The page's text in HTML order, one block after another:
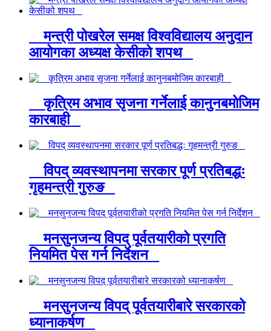
मन्त्री पोखरेल समक्ष विश्वविद्यालय अनुदान
आयोगका अध्यक्ष केसीको शपथ
कृत्रिम अभाव सृजना गर्नेलाई कानुनबमोजिम
कारबाही
विपद् व्यवस्थापनमा सरकार पूर्ण प्रतिबद्धः
गृहमन्त्री गुरुङ
मनसुनजन्य विपद् पूर्वतयारीको प्रगति
नियमित पेस गर्न निर्देशन
मनसुनजन्य विपद् पूर्वतयारीबारे सरकारको
ध्यानाकर्षण